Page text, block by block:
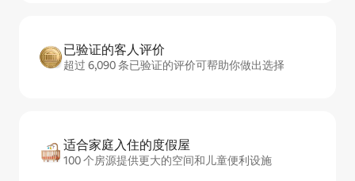
已验证的客人评价
超过 6,090 条已验证的评价可帮助你做出选择
适合家庭入住的度假屋
100 个房源提供更大的空间和儿童便利设施